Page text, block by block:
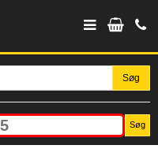
Søg
Søg